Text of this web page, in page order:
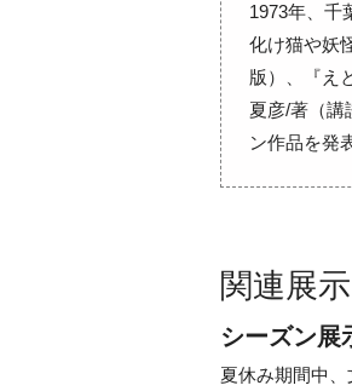
1973年、千
化け猫や妖
版）、『え
夏彦/著（講
ン作品を発
関連展示
シーズン展
夏休み期間中